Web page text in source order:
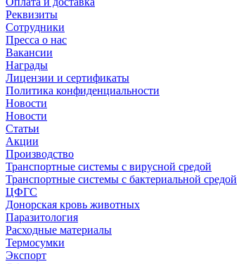
Реквизиты
Сотрудники
Пресса о нас
Вакансии
Награды
Лицензии и сертификаты
Политика конфиденциальности
Новости
Новости
Статьи
Акции
Производство
Транспортные системы с вирусной средой
Транспортные системы с бактериальной средой
ЦФГС
Донорская кровь животных
Паразитология
Расходные материалы
Термосумки
Экспорт